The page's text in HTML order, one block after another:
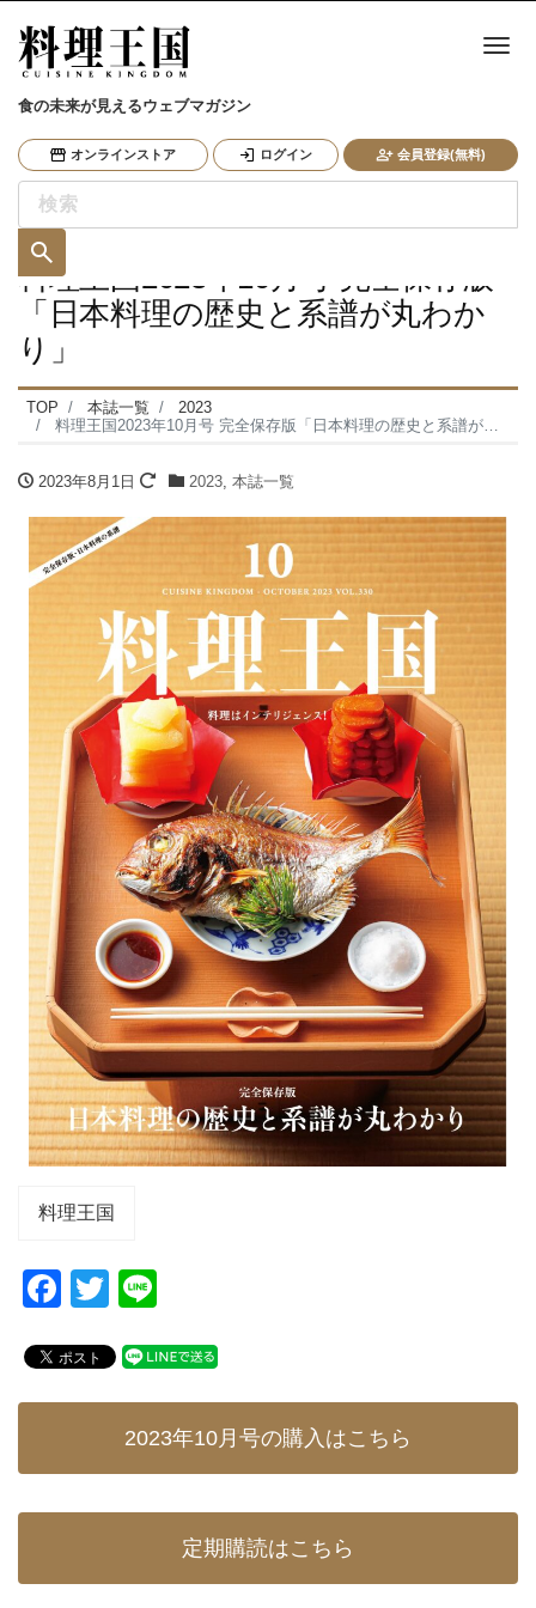
食の未来が見えるウェブマガジン
オンラインストア ログイン 会員登録(無料)
ナ
料理王国2023年10月号 完全保存版
「日本料理の歴史と系譜が丸わか
り」
TOP 本誌一覧
2023
料理王国2023年10月号 完全保存版「日本料理の歴史と系譜が丸わかり」
2023年8月1日 2023, 本誌一覧
料理王国
F
c
e
o
o
T
tt
er
e
2023年10月号の購入はこちら
定期購読はこちら